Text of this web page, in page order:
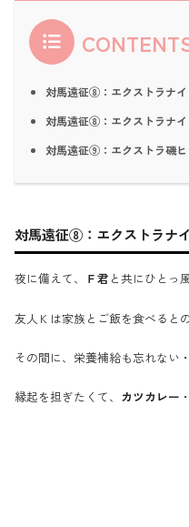
対馬遠征⑧：エクストラナイ
対馬遠征⑧：エクストラナ
対馬遠征⑨：エクストラ磯ヒ
対馬遠征⑧：エクストラナ
夜に備えて、 Ｆ君 と共にひとっ
友人Ｋは家族とご飯を食べると
その間に、栄養補給も忘れない・
縁起を担ぎたくて、 カツカレー